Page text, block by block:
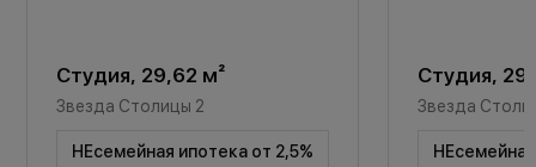
Студия, 29,62 м²
Звезда Столицы 2
НЕсемейная ипотека от 2,5%
Студия,
Звезда